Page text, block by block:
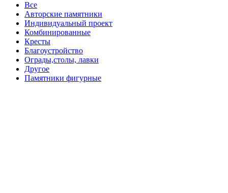
Все
Авторские памятники
Индивидуальный проект
Комбинированные
Кресты
Благоустройство
Ограды,столы, лавки
Другое
Памятники фигурные